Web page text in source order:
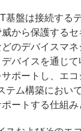
盤は接続する
から保護する
のデバイスマ
バイスを通じ
ポートし、エ
テム構築におい
ートする仕組み